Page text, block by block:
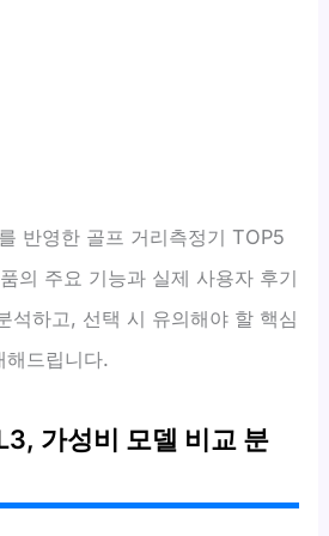
반영한 골프 거리측정기 TOP5
의 주요 기능과 실제 사용자 후기
석하고, 선택 시 유의해야 할 핵심
해드립니다.
가성비 모델 비교 분